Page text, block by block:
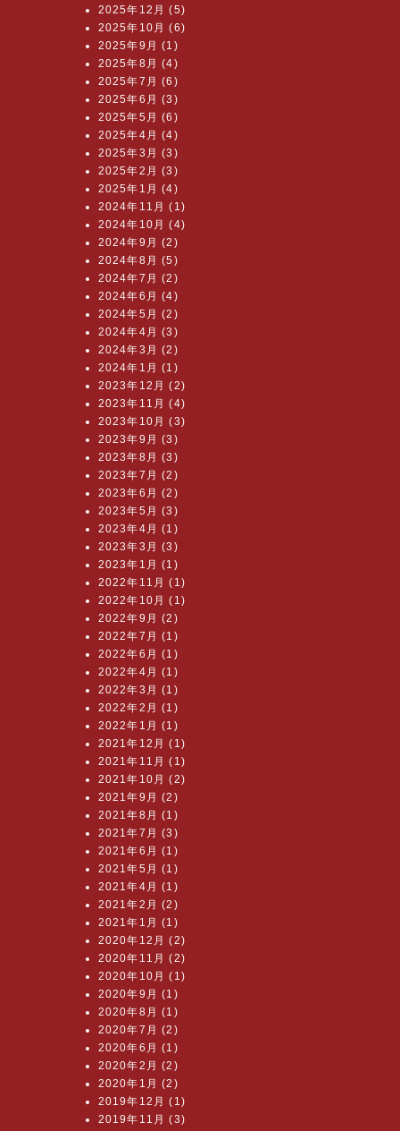
2025年12月 (5)
2025年10月 (6)
2025年9月 (1)
2025年8月 (4)
2025年7月 (6)
2025年6月 (3)
2025年5月 (6)
2025年4月 (4)
2025年3月 (3)
2025年2月 (3)
2025年1月 (4)
2024年11月 (1)
2024年10月 (4)
2024年9月 (2)
2024年8月 (5)
2024年7月 (2)
2024年6月 (4)
2024年5月 (2)
2024年4月 (3)
2024年3月 (2)
2024年1月 (1)
2023年12月 (2)
2023年11月 (4)
2023年10月 (3)
2023年9月 (3)
2023年8月 (3)
2023年7月 (2)
2023年6月 (2)
2023年5月 (3)
2023年4月 (1)
2023年3月 (3)
2023年1月 (1)
2022年11月 (1)
2022年10月 (1)
2022年9月 (2)
2022年7月 (1)
2022年6月 (1)
2022年4月 (1)
2022年3月 (1)
2022年2月 (1)
2022年1月 (1)
2021年12月 (1)
2021年11月 (1)
2021年10月 (2)
2021年9月 (2)
2021年8月 (1)
2021年7月 (3)
2021年6月 (1)
2021年5月 (1)
2021年4月 (1)
2021年2月 (2)
2021年1月 (1)
2020年12月 (2)
2020年11月 (2)
2020年10月 (1)
2020年9月 (1)
2020年8月 (1)
2020年7月 (2)
2020年6月 (1)
2020年2月 (2)
2020年1月 (2)
2019年12月 (1)
2019年11月 (3)